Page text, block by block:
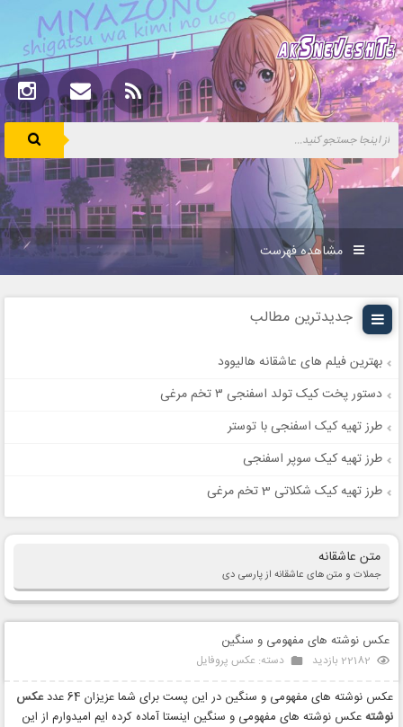
مشاهده فهرست
جدیدترین مطالب
بهترین فیلم های عاشقانه هالیوود
دستور پخت کیک تولد اسفنجی ۳ تخم مرغی
طرز تهیه کیک اسفنجی با توستر
طرز تهیه کیک سوپر اسفنجی
طرز تهیه کیک شکلاتی 3 تخم مرغی
متن عاشقانه
جملات و متن های عاشقانه از پارسی دی
عکس نوشته های مفهومی و سنگین
22182 بازدید دسته: عکس پروفایل
عکس نوشته های مفهومی و سنگین در این پست برای شما عزیزان 64 عدد
عکس
نوشته عکس نوشته های مفهومی و سنگین اینستا آماده کرده ایم امیدوارم از این